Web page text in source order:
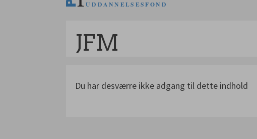
JFM
Du har desværre ikke adgang til dette indhold